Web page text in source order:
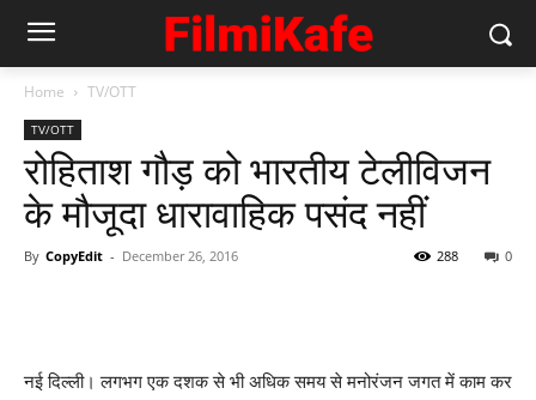
Home TV/OTT
TV/OTT
रोहिताश गौड़ को भारतीय टेलीविजन
के मौजूदा धारावाहिक पसंद नहीं
By CopyEdit - December 26, 2016 0
288
नई दिल्ली। लगभग एक दशक से भी अधिक समय से मनोरंजन जगत में काम कर